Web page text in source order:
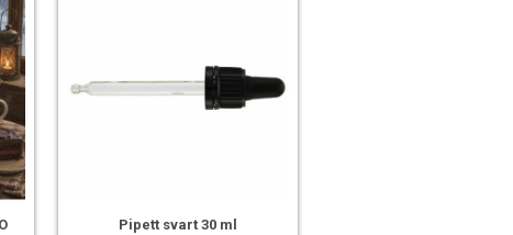
Pipett svart 30 ml